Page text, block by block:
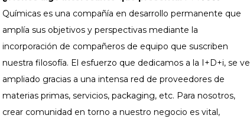
Químicas es una compañía en desarrollo permanente que
amplía sus objetivos y perspectivas mediante la
incorporación de compañeros de equipo que suscriben
nuestra filosofía. El esfuerzo que dedicamos a la I+D+i, se ve
ampliado gracias a una intensa red de proveedores de
materias primas, servicios, packaging, etc. Para nosotros,
crear comunidad en torno a nuestro negocio es vital,